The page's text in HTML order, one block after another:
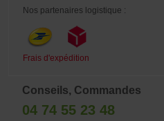
Nos partenaires logistique :
Frais d'expédition
Conseils, Commandes
04 74 55 23 48